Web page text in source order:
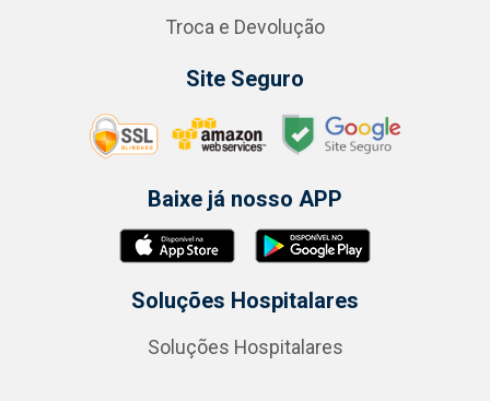
Troca e Devolução
Site Seguro
Baixe já nosso APP
Soluções Hospitalares
Soluções Hospitalares